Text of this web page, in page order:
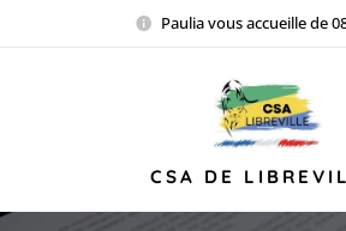
Paulia vous accueille de
CSA DE